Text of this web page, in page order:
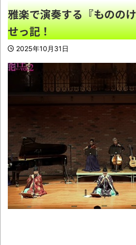
うのでいい丼をポストｗｗ
佐藤二朗さん主演の「踊
ンオフドラマ、正式に中止
シカ「全部喰った」 祭り
【議論】儒教「年上を
な、秩序を守れ」←これが
のNEW!
共産党「これは酷い…京
カードを持たない29万人が
ら排除された」
NEW!
【天才】雪が溶けると何
になるでしょw」文系ワイ
ｗｗｗNEW!
夫婦で老後2000万円貯
雅楽で演奏する『ものの
せっ記！
2025年10月31日